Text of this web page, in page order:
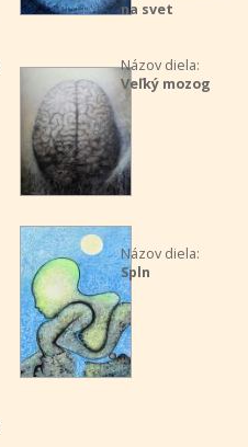
na svet
Názov diela:
Veľký mozog
Názov diela:
Spln